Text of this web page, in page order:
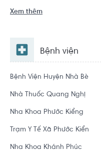
Xem thêm
Bệnh viện
Bệnh Viện Huyện Nhà Bè
Nhà Thuốc Quang Nghị
Nha Khoa Phước Kiểng
Trạm Y Tế Xã Phước Kiển
Nha Khoa Khánh Phúc